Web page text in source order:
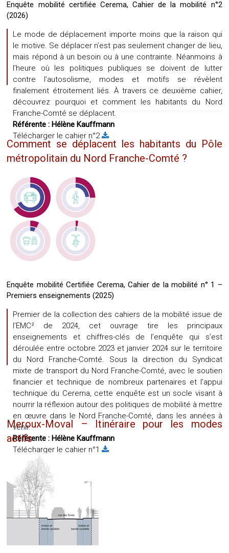
Enquête mobilité certifiée Cerema, Cahier de la mobilité n°2
(2026)
Le mode de déplacement importe moins que la raison qui
le motive. Se déplacer n’est pas seulement changer de lieu,
mais répond à un besoin ou à une contrainte. Néanmoins à
l’heure où les politiques publiques se doivent de lutter
contre l’autosolisme, modes et motifs se révèlent
finalement étroitement liés. À travers ce deuxième cahier,
découvrez pourquoi et comment les habitants du Nord
Franche-Comté se déplacent.
Référente :Hélène Kauffmann
Télécharger le cahier n°2
Comment se déplacent les habitants du Pôle
métropolitain du Nord Franche-Comté ?
Enquête mobilité Certifiée Cerema, Cahier de la mobilité n° 1 –
Premiers enseignements (2025)
Premier de la collection des cahiers de la mobilité issue de
l’EMC² de 2024, cet ouvrage tire les principaux
enseignements et chiffres-clés de l’enquête qui s’est
déroulée entre octobre 2023 et janvier 2024 sur le territoire
du Nord Franche-Comté. Sous la direction du Syndicat
mixte de transport du Nord Franche-Comté, avec le soutien
financier et technique de nombreux partenaires et l’appui
technique du Cerema, cette enquête est un socle visant à
nourrir la réflexion autour des politiques de mobilité à mettre
en œuvre dans le Nord Franche-Comté, dans les années à
venir.
Référente :Hélène Kauffmann
Télécharger le cahier n°1
Meroux-Moval – Itinéraire pour les modes
actifs